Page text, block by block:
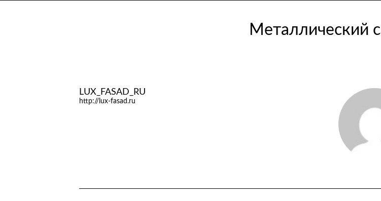
Металлический
LUX_FASAD_RU
http://lux-fasad.ru